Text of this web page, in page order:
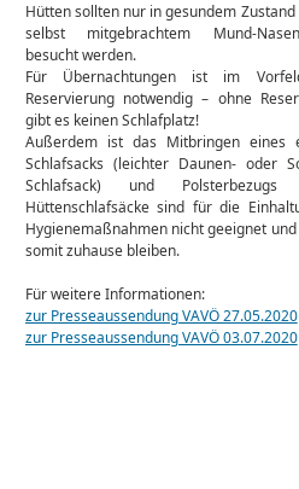
Hütten sollten nur in gesundem
selbst mitgebrachtem Mund-
besucht werden.
Für Übernachtungen ist im
Reservierung notwendig – ohne
gibt es keinen Schlafplatz!
Außerdem ist das Mitbringen eines
Schlafsacks (leichter Daunen- oder
Schlafsack) und Polsterbezugs
Hüttenschlafsäcke sind für die
Hygienemaßnahmen nicht geeignet
somit zuhause bleiben.
Für weitere Informationen:
zur Presseaussendung VAVÖ 27.05.2020
zur Presseaussendung VAVÖ 03.07.2020